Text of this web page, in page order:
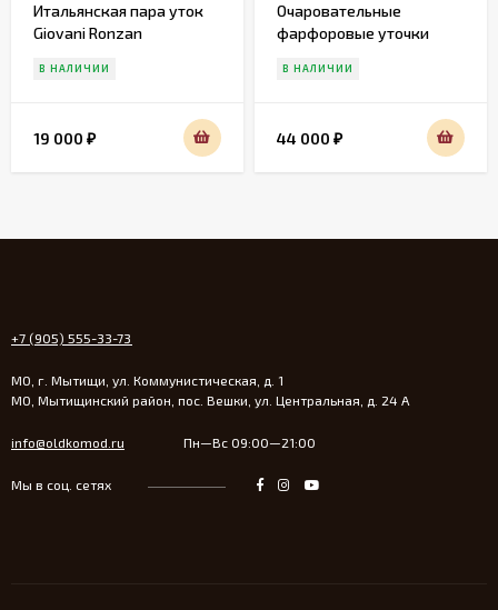
Итальянская пара уток
Giovani Ronzan
В НАЛИЧИИ
19 000 ₽
Очаровательные
фарфоровые уточки
В НАЛИЧИИ
44 000 ₽
+7 (905) 555-33-73
МО, г. Мытищи, ул. Коммунистическая, д. 1
МО, Мытищинский район, пос. Вешки, ул. Центральная, д. 24 А
info@oldkomod.ru Пн—Вс 09:00—21:00
Мы в соц. сетях